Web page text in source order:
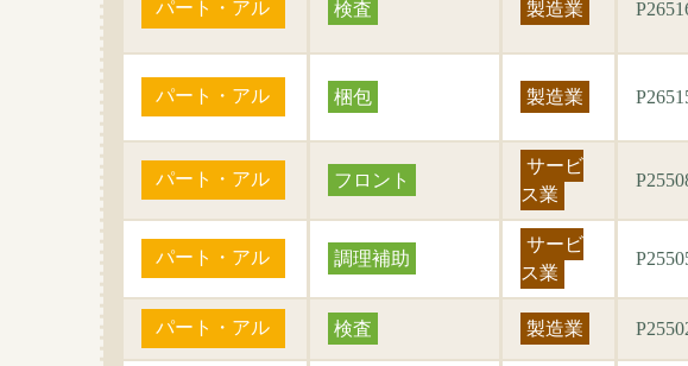
パート・アル 検査 製造業
パート・アル 梱包 製造業
パート・アル フロント
サービ
ス業
パート・アル 調理補助
サービ
ス業
パート・アル 検査 製造業